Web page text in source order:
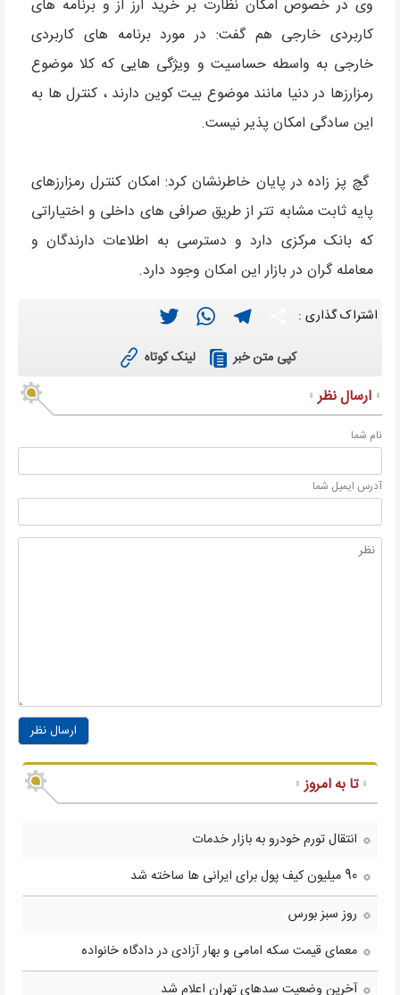
وی در خصوص امکان نظارت بر خرید ارز از و برنامه های
کاربردی خارجی هم گفت: در مورد برنامه های کاربردی
خارجی به واسطه حساسیت و ویژگی هایی که کلا موضوع
رمزارزها در دنیا مانند موضوع بیت کوین دارند ، کنترل ها به
این سادگی امکان پذیر نیست.
گچ پز زاده در پایان خاطرنشان کرد: امکان کنترل رمزارزهای
پایه ثابت مشابه تتر از طریق صرافی های داخلی و اختیاراتی
که بانک مرکزی دارد و دسترسی به اطلاعات دارندگان و
معامله گران در بازار این امکان وجود دارد.
اشتراک گذاری : Twitter
WhatsAppTelegram
کپی متن خبر لینک کوتاه
ارسال نظر
نام شما
آدرس ايميل شما
ارسال نظر
تا به امروز
انتقال تورم خودرو به بازار خدمات
90 میلیون کیف پول برای ایرانی ها ساخته شد
روز سبز بورس
معمای قیمت سکه امامی و بهار آزادی در دادگاه خانواده
آخرین وضعیت سدهای تهران اعلام شد